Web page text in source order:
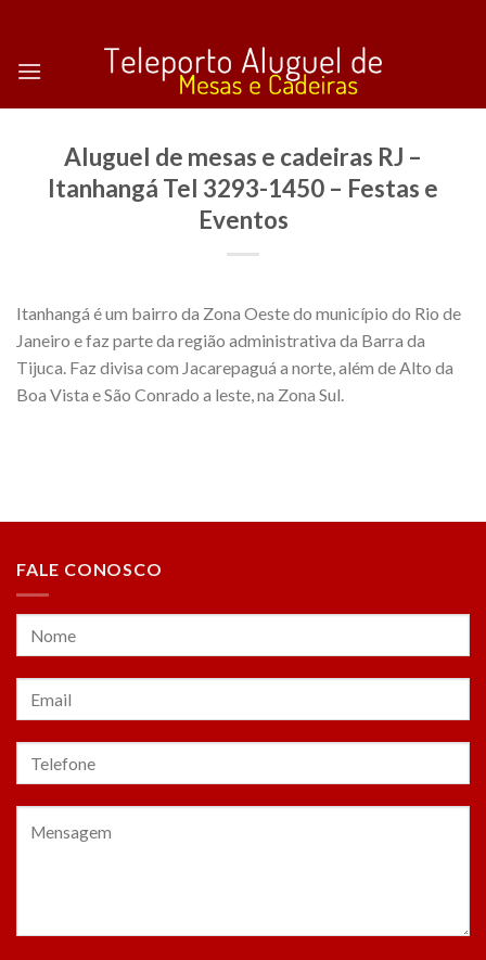
content
Aluguel de mesas e cadeiras RJ –
Itanhangá Tel 3293-1450 – Festas e
Eventos
Itanhangá é um bairro da Zona Oeste do município do Rio de
Janeiro e faz parte da região administrativa da Barra da
Tijuca. Faz divisa com Jacarepaguá a norte, além de Alto da
Boa Vista e São Conrado a leste, na Zona Sul.
FALE CONOSCO